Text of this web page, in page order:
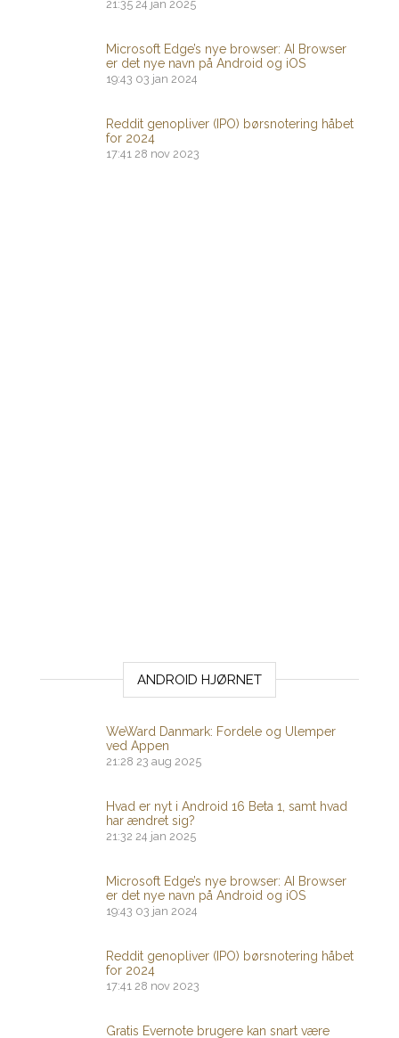
21:35 24 jan 2025
Microsoft Edge’s nye browser: AI Browser
er det nye navn på Android og iOS
19:43 03 jan 2024
Reddit genopliver (IPO) børsnotering håbet
for 2024
17:41 28 nov 2023
ANDROID HJØRNET
WeWard Danmark: Fordele og Ulemper
ved Appen
21:28 23 aug 2025
Hvad er nyt i Android 16 Beta 1, samt hvad
har ændret sig?
21:32 24 jan 2025
Microsoft Edge’s nye browser: AI Browser
er det nye navn på Android og iOS
19:43 03 jan 2024
Reddit genopliver (IPO) børsnotering håbet
for 2024
17:41 28 nov 2023
Gratis Evernote brugere kan snart være